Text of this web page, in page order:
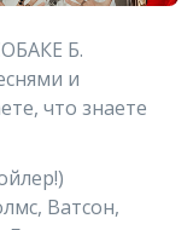
Б.
и
что знаете
Ватсон,